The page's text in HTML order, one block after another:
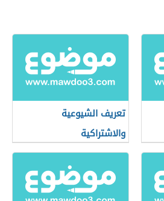
تعريف الشيوعية
والاشتراكية